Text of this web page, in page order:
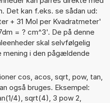
Det kan f.eks. se sådan ud:
+ 31 Mol per Kvadratmeter'
= ? cm^3'. De på denne
skal selvfølgelig
mening i den pågældende
cos, acos, sqrt, pow, tan,
også bruges. Eksempel:
4), sqrt(4), 3 pow 2,